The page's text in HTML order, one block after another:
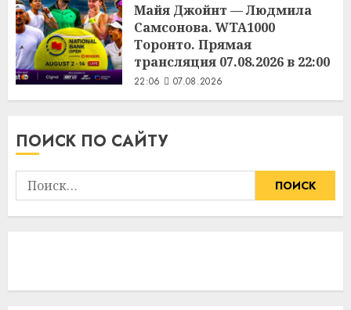
Майя Джойнт — Людмила
Самсонова. WTA1000
Торонто. Прямая
трансляция 07.08.2026 в 22:00
22:06 07.08.2026
ПОИСК ПО САЙТУ
Найти: